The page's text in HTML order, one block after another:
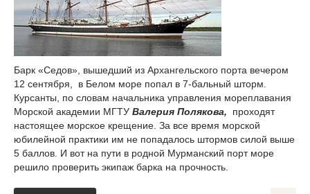
Барк «Седов», вышедший из Архангельского порта вечером
12 сентября, в Белом море попал в 7-бальный шторм.
Курсанты, по словам начальника управления мореплавания
Морской академии МГТУ Валерия Полякова, проходят
настоящее морское крещение. За все время морской
юбилейной практики им не попадалось штормов силой выше
5 баллов. И вот на пути в родной Мурманский порт море
решило проверить экипаж барка на прочность.